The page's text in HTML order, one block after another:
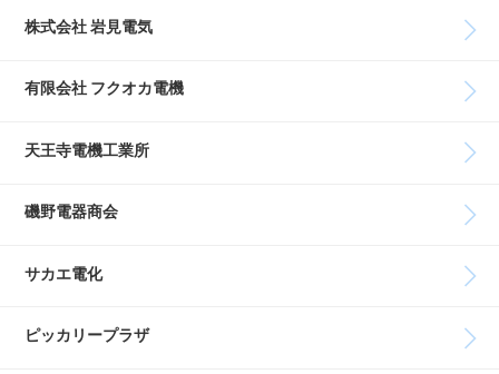
株式会社 岩見電気
有限会社 フクオカ電機
天王寺電機工業所
磯野電器商会
サカエ電化
ピッカリープラザ